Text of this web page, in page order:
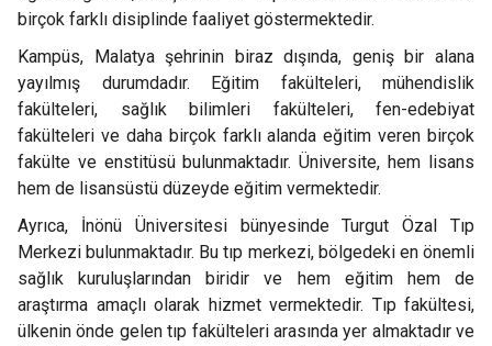
birçok farklı disiplinde faaliyet göstermektedir.
Kampüs, Malatya şehrinin biraz dışında, geniş bir alana
yayılmış durumdadır. Eğitim fakülteleri, mühendislik
fakülteleri, sağlık bilimleri fakülteleri, fen-edebiyat
fakülteleri ve daha birçok farklı alanda eğitim veren birçok
fakülte ve enstitüsü bulunmaktadır. Üniversite, hem lisans
hem de lisansüstü düzeyde eğitim vermektedir.
Ayrıca, İnönü Üniversitesi bünyesinde Turgut Özal Tıp
Merkezi bulunmaktadır. Bu tıp merkezi, bölgedeki en önemli
sağlık kuruluşlarından biridir ve hem eğitim hem de
araştırma amaçlı olarak hizmet vermektedir. Tıp fakültesi,
ülkenin önde gelen tıp fakülteleri arasında yer almaktadır ve